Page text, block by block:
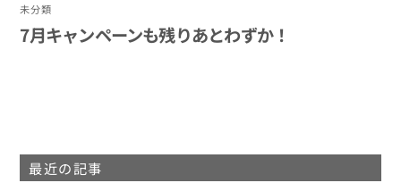
未分類
7月キャンペーンも残りあとわずか！
最近の記事